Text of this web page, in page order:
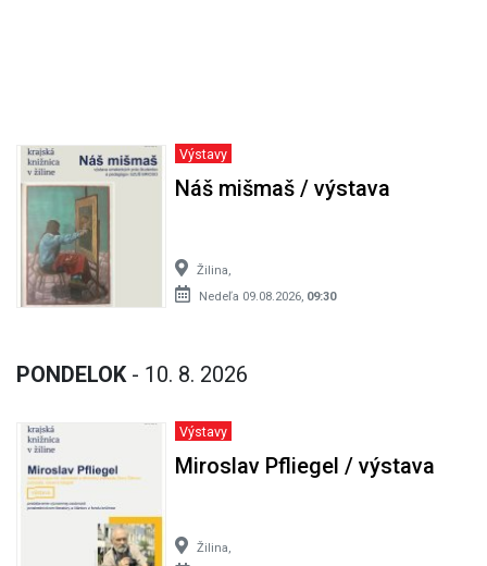
Výstavy
Náš mišmaš / výstava
Žilina,
Nedeľa 09.08.2026, 09:30
PONDELOK - 10. 8. 2026
Výstavy
Miroslav Pfliegel / výstava
Žilina,